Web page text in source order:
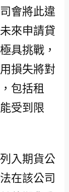
會將此違
來申請貸
具挑戰，
損失將對
包括租
受到限
入期貨公
在該公司